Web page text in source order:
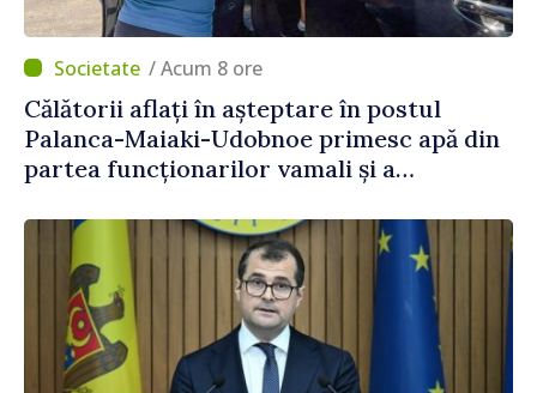
/ Acum 8 ore
Călătorii aflați în așteptare în postul
Palanca-Maiaki-Udobnoe primesc apă din
partea funcționarilor vamali și a